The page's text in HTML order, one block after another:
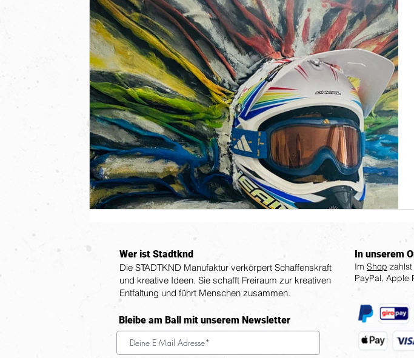
Veranstaltungen & Events Farben Teambuilding
Wer ist Stadtknd
Die STADTKND Manufaktur verkörpert Schaffenskraft
und kreative Ideen. Sie schafft Freiraum zur kreativen
Entfaltung und führt Menschen zusammen.
Bleibe am Ball mit unserem Newsletter
In unserem
Im Shop
PayPal, Apple